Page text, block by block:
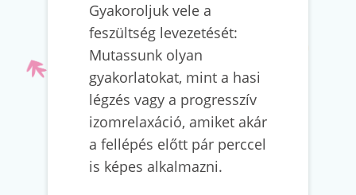
Gyakoroljuk vele a
feszültség levezetését:
Mutassunk olyan
gyakorlatokat, mint a hasi
légzés vagy a progresszív
izomrelaxáció, amiket akár
a fellépés előtt pár perccel
is képes alkalmazni.